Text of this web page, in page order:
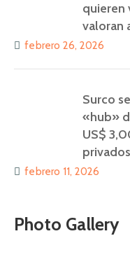
quieren
valoran
febrero 26, 2026
Surco
«hub»
US$
privados
febrero 11, 2026
Photo Gallery